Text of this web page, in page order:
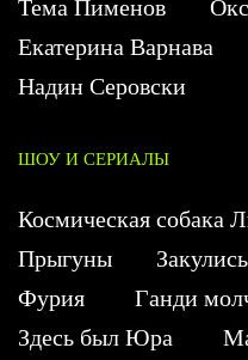
Тема Пименов
Екатерина Варнава
Надин Серовски
ШОУ И СЕРИАЛЫ
Космическая собака
Прыгуны
Фурия
Ганди
Здесь был Юра